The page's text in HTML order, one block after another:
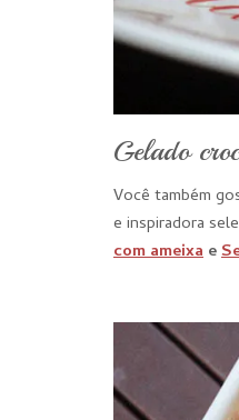
Gelado
Você também
e inspiradora
com ameixa e